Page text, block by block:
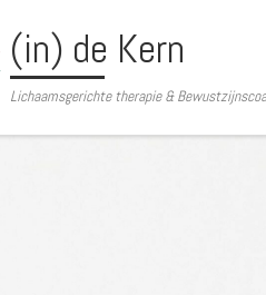
(in) de Kern
Lichaamsgerichte therapie &